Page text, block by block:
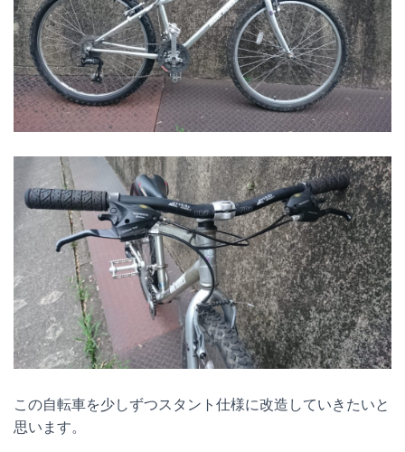
この自転車を少しずつスタント仕様に改造していきたいと
思います。